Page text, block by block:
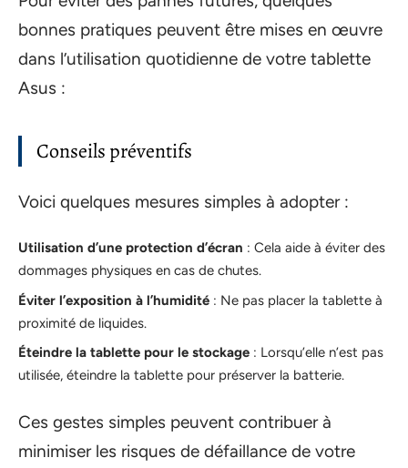
bonnes pratiques peuvent être mises en œuvre
dans l’utilisation quotidienne de votre tablette
Asus :
Conseils préventifs
Voici quelques mesures simples à adopter :
Utilisation d’une protection d’écran : Cela aide à éviter des
dommages physiques en cas de chutes.
Éviter l’exposition à l’humidité : Ne pas placer la tablette à
proximité de liquides.
Éteindre la tablette pour le stockage : Lorsqu’elle n’est pas
utilisée, éteindre la tablette pour préserver la batterie.
Ces gestes simples peuvent contribuer à
minimiser les risques de défaillance de votre